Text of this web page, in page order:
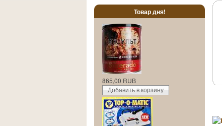
Товар дня!
865,00 RUB